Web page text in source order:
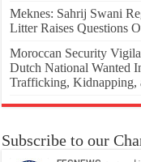
Meknes: Sahrij Swani
Litter Raises Questions
Moroccan Security
Dutch National Wanted
Trafficking, Kidnapping,
Subscribe to our